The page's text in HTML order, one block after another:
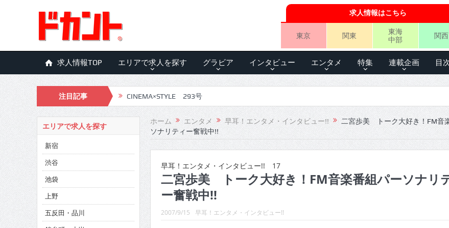
求人情報はこちら
東京 関東
東海
中部
関西
求人情報TOP エリアで求人を探す グラビア インタビュー エンタメ 特集 連載企画 目
注目記事 CINEMA×STYLE 293号
CINEMA×STYLE 292号
CINEMA×STYLE 291号
CINEMA×STYLE 290号
CINEMA×STYLE 289号
CINEMA×STYLE 288号
CINEMA×STYLE 287号
ホーム エンタメ 早耳！エンタメ・インタビュー!!
二宮歩美 トーク大好き！FM音
ソナリティー奮戦中!!
早耳！エンタメ・インタビュー!! 17
二宮歩美 トーク大好き！FM音楽番組パーソナリ
ー奮戦中!!
2007/9/15 早耳！エンタメ・インタビュー!!
エリアで求人を探す
新宿
渋谷
池袋
上野
五反田・品川